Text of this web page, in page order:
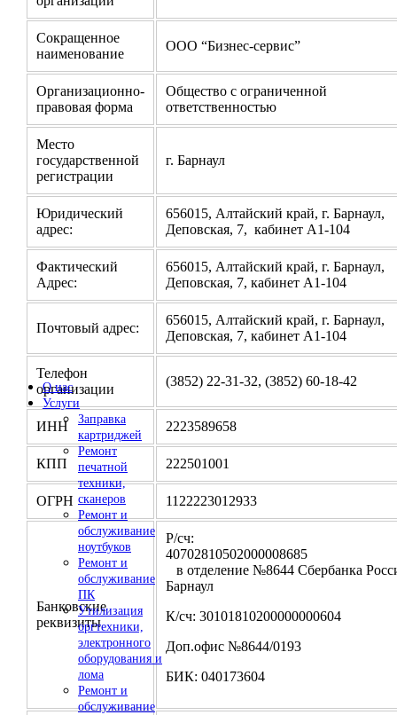
О нас
Услуги
Заправка
картриджей
Ремонт
печатной
техники,
сканеров
Ремонт и
обслуживание
ноутбуков
Ремонт и
обслуживание
ПК
Утилизация
оргтехники,
электронного
оборудования и
лома
Ремонт и
обслуживание
Сокращенное
наименование
ООО “Бизнес-сервис”
Организационно-
правовая форма
Общество с ограниченной
ответственностью
Место
государственной
регистрации
г. Барнаул
Юридический
адрес:
656015, Алтайский край, г. Барнаул,
Деповская, 7, кабинет А1-104
Фактический
Адрес:
656015, Алтайский край, г. Барнаул,
Деповская, 7, кабинет А1-104
Почтовый адрес:
656015, Алтайский край, г. Барнаул,
Деповская, 7, кабинет А1-104
Телефон
организации
(3852) 22-31-32, (3852) 60-18-42
ИНН 2223589658
КПП 222501001
ОГРН 1122223012933
Банковские
реквизиты
Р/сч:
в отделение №8644 Сбербанка
Барнаул
К/сч: 30101810200000000604
Доп.офис №8644/0193
БИК: 040173604